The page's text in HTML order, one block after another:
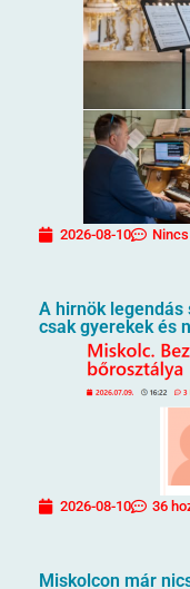
2026-08-10
A hirnök legendás
csak gyerekek és
2026-08-10 36
Miskolcon már